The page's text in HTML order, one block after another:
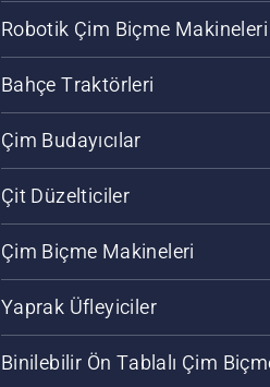
Robotik Çim Biçme Makineleri
Bahçe Traktörleri
Çim Budayıcılar
Çit Düzelticiler
Çim Biçme Makineleri
Yaprak Üfleyiciler
Binilebilir Ön Tablalı Çim